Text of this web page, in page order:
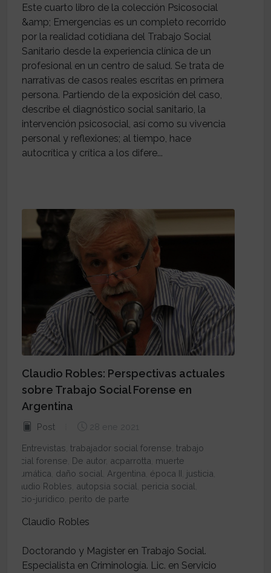
Este cuarto libro de la colección Psicosocial
&amp; Emergencias es un completo recorrido
por la realidad cotidiana del Trabajo Social
Sanitario desde la experiencia clínica de un
profesional en un centro de salud. Se trata de
narrativas de casos reales escritas en primera
persona. Partiendo de la exposición del caso,
describe el diagnóstico social sanitario, la
intervención psicosocial, así como su vivencia
personal y reflexiones; al tiempo, hace
autocrítica y crítica a los difere...
Claudio Robles: Perspectivas actuales
sobre Trabajo Social Forense en
Argentina
Post 28 ene 2021
Entrevistas trabajador social forense trabajo
social forense De autor, acparrotta muerte
traumática daño social Argentina época II justicia
Claudio Robles autopsia social pericia social
socio-jurídico perito de parte
Claudio Robles
Doctorando y Magister en Trabajo Social.
Especialista en Criminología. Lic. en Servicio